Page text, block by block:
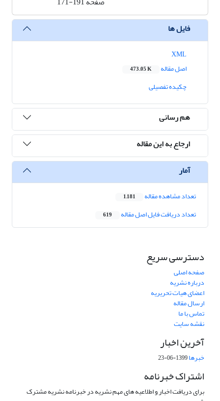
فایل ها
اصل مقاله
473.05 K
چکیده تفصیلی
هم رسانی
ارجاع به این مقاله
آمار
تعداد مشاهده مقاله 1,181
تعداد دریافت فایل اصل مقاله 619
دسترسی سریع
صفحه اصلی
درباره نشریه
اعضای هیات تحریریه
ارسال مقاله
تماس با ما
نقشه سایت
آخرین اخبار
خبرها1399-06-23
اشتراک خبرنامه
برای دریافت اخبار و اطلاعیه های مهم نشریه در خبرنامه نشریه مشترک